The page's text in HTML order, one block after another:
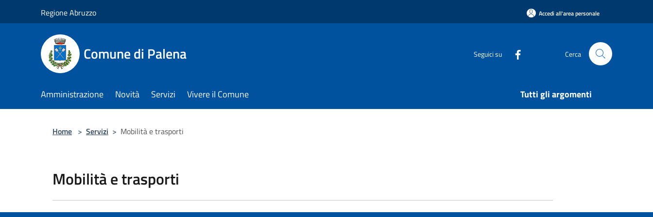
Regione Abruzzo Accedi all'area personale
Comune di Palena Seguici su Cerca
Amministrazione Novità Servizi Vivere il Comune Tutti gli argomenti
Home > Servizi > Mobilità e trasporti
Mobilità e trasporti